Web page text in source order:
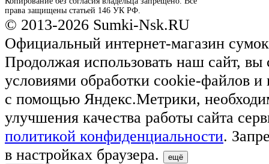
права защищены статьей 146 УК РФ.
© 2013-2026 Sumki-Nsk.RU
Официальный интернет-магазин
Продолжая использовать наш сайт, вы
условиями обработки cookie-файлов и
с помощью Яндекс.Метрики,
улучшения качества работы сайта
политикой конфиденциальности.
в настройках браузера.
ещё